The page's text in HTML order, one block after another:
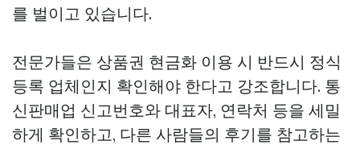
를 벌이고 있습니다.
전문가들은 상품권 현금화 이용 시 반드시 정식
등록 업체인지 확인해야 한다고 강조합니다. 통
신판매업 신고번호와 대표자, 연락처 등을 세밀
하게 확인하고, 다른 사람들의 후기를 참고하는